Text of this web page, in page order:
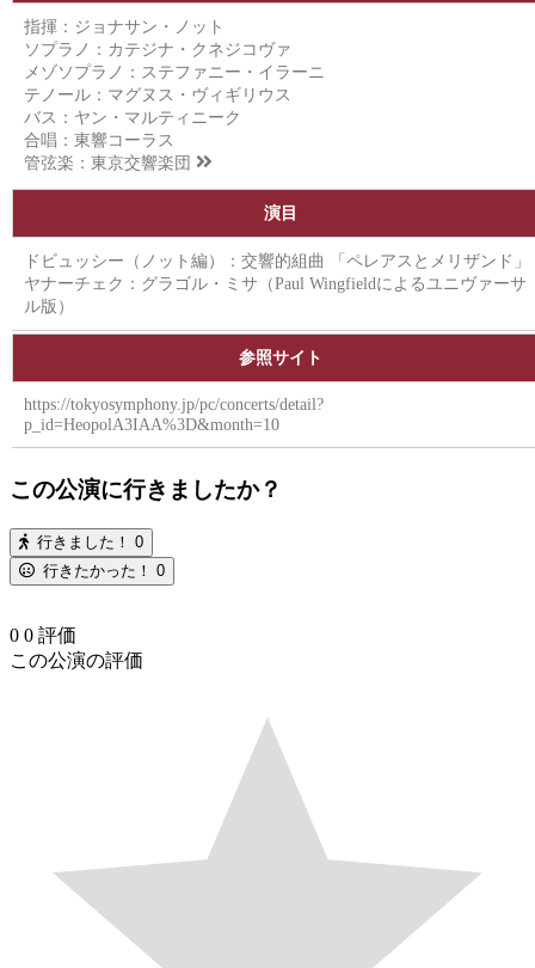
指揮：ジョナサン・ノット
ソプラノ：カテジナ・クネジコヴァ
メゾソプラノ：ステファニー・イラーニ
テノール：マグヌス・ヴィギリウス
バス：ヤン・マルティニーク
合唱：東響コーラス
管弦楽： 東京交響楽団
演目
ドビュッシー（ノット編）：交響的組曲 「ペレアスとメリザンド」
ヤナーチェク：グラゴル・ミサ（Paul Wingfieldによるユニヴァーサ
ル版）
参照サイト
https://tokyosymphony.jp/pc/concerts/detail?
p_id=HeopolA3IAA%3D&month=10
この公演に行きましたか？
行きました！ 0
行きたかった！ 0
0 0 評価
この公演の評価